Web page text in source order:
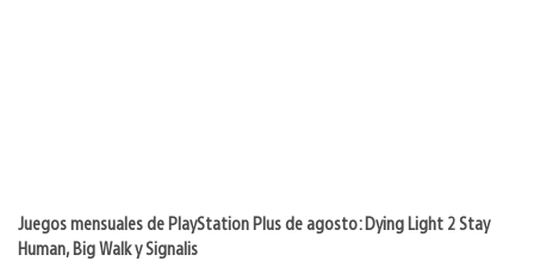
Juegos mensuales de PlayStation Plus de agosto: Dying Light 2 Stay
Human, Big Walk y Signalis